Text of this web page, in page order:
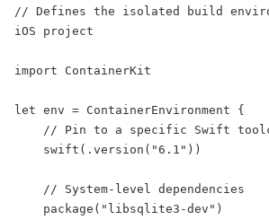
// Defines the isolated build
iOS project
import ContainerKit
let env = ContainerEnvironment {